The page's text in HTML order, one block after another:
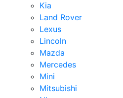
Kia
Land Rover
Lexus
Lincoln
Mazda
Mercedes
Mini
Mitsubishi